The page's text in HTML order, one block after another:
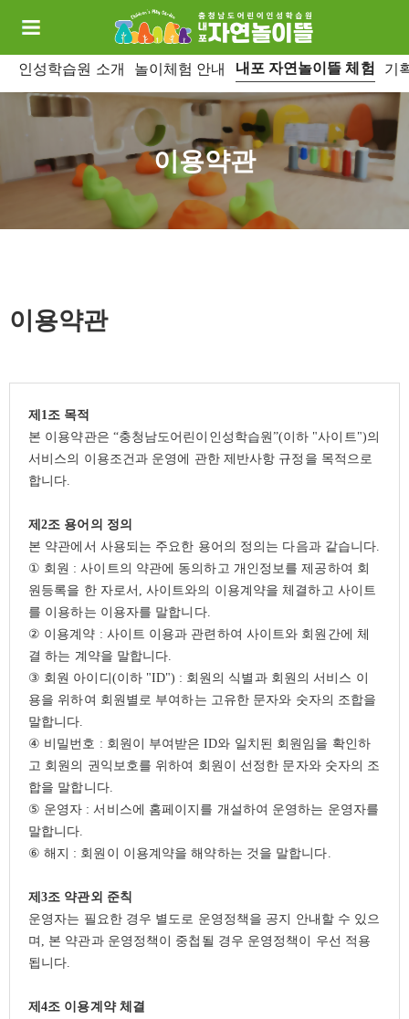
인성학습원 소개 놀이체험 안내 내포 자연놀이뜰 체험 기
이용약관
이용약관
제 1조 목적
본 이용약관은 “충청남도어린이인성학습원”(이하 "사이트")의
서비스의 이용조건과 운영에 관한 제반사항 규정을 목적으로
합니다.
제2조 용어의 정의
본 약관에서 사용되는 주요한 용어의 정의는 다음과 같습니다.
① 회원 :사이트의 약관에 동의하고 개인정보를 제공하여 회
원등록을 한 자로서 , 사이트와의 이용계약을 체결하고 사이트
를 이용하는 이용자를 말합니다.
② 이용계약 : 사이트 이용과 관련하여 사이트와 회원간에 체
결 하는 계약을 말합니다.
③ 회원 아이디 (이하 "ID") : 회원의 식별과 회원의 서비스 이
용을 위하여 회원별로 부여하는 고유한 문자와 숫자의 조합을
말합니다.
④ 비밀번호 : 회원이 부여받은ID와 일치된 회원임을 확인하
고 회원의 권익보호를 위하여 회원이 선정한 문자와 숫자의 조
합을 말합니다.
⑤ 운영자 :서비스에 홈페이지를 개설하여 운영하는 운영자를
말합니다.
⑥ 해지 : 회원이 이용계약을 해약하는 것을 말합니다.
제3조 약관외 준칙
운영자는 필요한 경우 별도로 운영정책을 공지 안내할 수 있으
며 , 본 약관과 운영정책이 중첩될 경우 운영정책이 우선 적용
됩니다.
제4조 이용계약 체결